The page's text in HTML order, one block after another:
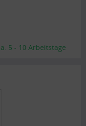
5 - 10 Arbeitstage